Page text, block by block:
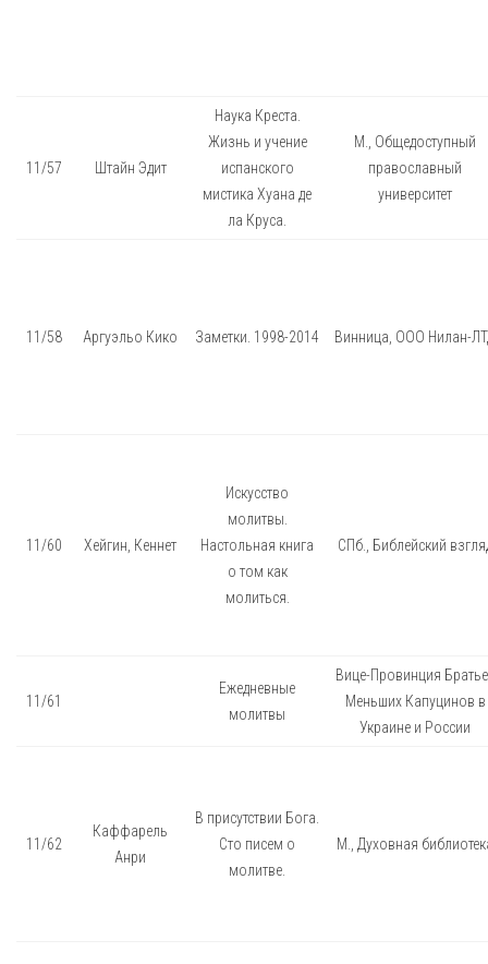
11/57 Штайн Эдит
Наука Креста.
Жизнь и учение
испанского
мистика Хуана де
ла Круса.
М., Общедоступный
православный
университет
11/58 Аргуэльо Кико Заметки. 1998-2014 Винница, ООО Нилан-
11/60 Хейгин, Кеннет
Искусство
молитвы.
Настольная книга
о том как
молиться.
СПб., Библейский
11/61
Ежедневные
молитвы
Вице-Провинция
Меньших Капуцинов в
Украине и России
11/62
Каффарель
Анри
В присутствии Бога.
Сто писем о
молитве.
М., Духовная